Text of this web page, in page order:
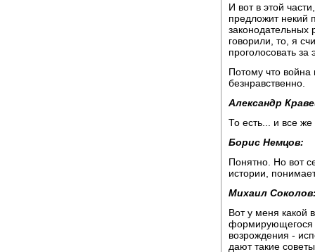
И вот в этой
предложит некий
говорили, то, я
проголосовать за
Потому что
безнравственно.
Александр
То есть... и все
Борис Немцов:
Понятно. Но вот
истории,
Михаил
Вот у меня какой
формирующегося
возрождения -
дают такие